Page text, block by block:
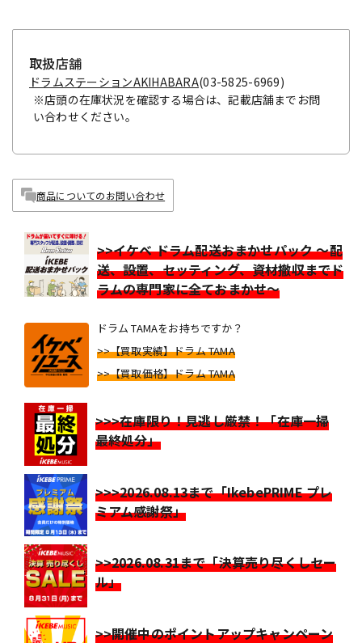
取扱店舗
ドラムステーションAKIHABARA(03-5825-6969)
※店頭の在庫状況を確認する場合は、記載店舗までお問
い合わせください。
商品についてのお問い合わせ
>>イケベ ドラム配送おまかせパック ～配
送、設置、セッティング、資材撤収までド
ラムの専門家に全ておまかせ～
ドラム TAMAをお持ちですか？
>>【買取実績】ドラム TAMA
>>【買取価格】ドラム TAMA
>>>在庫限り！見逃し厳禁！「在庫一掃
最終処分」
>>>2026.08.13まで「IkebePRIME プレ
ミアム感謝祭」
>>2026.08.31まで「決算売り尽くしセー
ル」
>>開催中のポイントアップキャンペーン